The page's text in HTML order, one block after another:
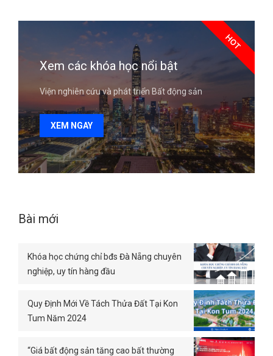
Xem các khóa học nổi bật
Viện nghiên cứu và phát triển Bất động sản
XEM NGAY
HOT
Bài mới
Khóa học chứng chỉ bđs Đà Nẵng chuyên
nghiệp, uy tín hàng đầu
Quy Định Mới Về Tách Thửa Đất Tại Kon
Tum Năm 2024
“Giá bất động sản tăng cao bất thường